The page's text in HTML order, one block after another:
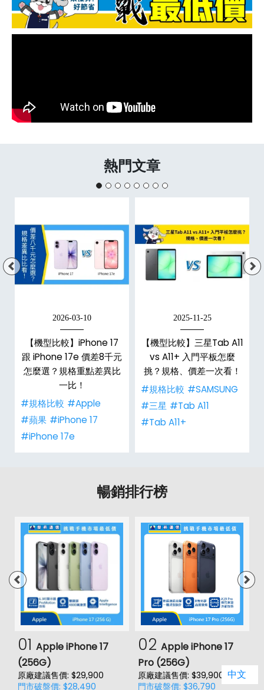
熱門文章
2026-03-10
【機型比較】iPhone 17
跟 iPhone 17e 價差8千元
怎麼選？規格重點差異比
一比！
#規格比較 #Apple
#蘋果 #iPhone 17
#iPhone 17e
2025-11-25
【機型比較】三星Tab A11
vs A11+ 入門平板怎麼
挑？規格、價差一次看！
#規格比較 #SAMSUNG
#三星 #Tab A11
#Tab A11+
暢銷排行榜
01 Apple iPhone 17
(256G)
原廠建議售價: $29,900
門市破盤價: $28,490
02 Apple iPhone 17
Pro (256G)
原廠建議售價: $39,900
門市破盤價: $36,790
中文